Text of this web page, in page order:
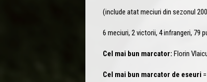
(include atat meciuri din sezonul
6 meciuri, 2 victorii, 4 infrangeri, 79
Cel mai bun marcator: Florin
Cel mai bun marcator de eseuri